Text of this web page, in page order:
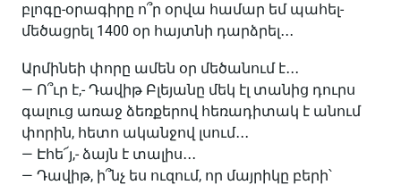
բլոգը-օրագիրը ո՞ր օրվա համար եմ պահել-
մեծացրել 1400 օր հայտնի դարձրել․․․
Արմինեի փորը ամեն օր մեծանում է․․․
— Ո՞ւր է,- Դավիթ Բլեյանը մեկ էլ տանից դուրս
գալուց առաջ ձեռքերով հեռադիտակ է անում
փորին, հետո ականջով լսում․․․
— Էհե՜յ,- ձայն է տալիս․․․
— Դավիթ, ի՞նչ ես ուզում, որ մայրիկը բերի՝